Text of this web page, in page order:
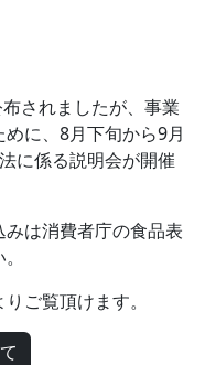
されましたが、事業
に、8月下旬から9月
に係る説明会が開催
は消費者庁の食品表
ご覧頂けます。